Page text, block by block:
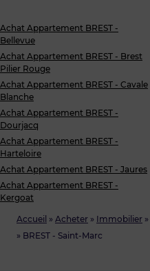
Accueil » Acheter » Immobilier »
» BREST - Saint-Marc
Achat Appartement BREST -
Bellevue
Achat Appartement BREST - Brest
Pilier Rouge
Achat Appartement BREST - Cavale
Blanche
Achat Appartement BREST -
Dourjacq
Achat Appartement BREST -
Harteloire
Achat Appartement BREST - Jaures
Achat Appartement BREST -
Kergoat